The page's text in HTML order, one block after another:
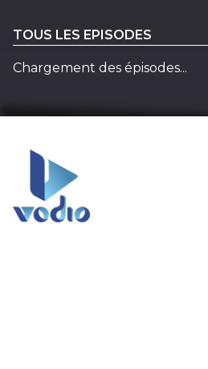
TOUS LES EPISODES
Chargement des épisodes...